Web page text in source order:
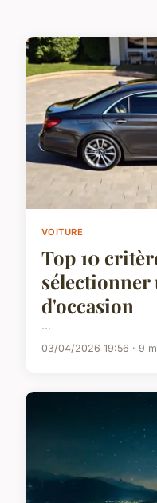
VOITURE
Top 10
d'occasion
...
03/04/2026 19:56 · 9